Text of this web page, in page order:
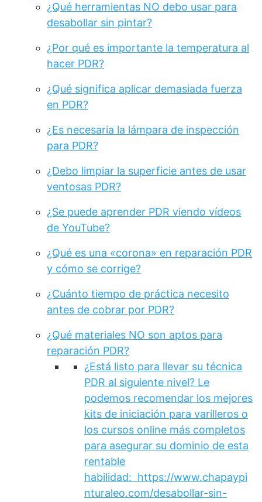
¿Qué herramientas NO debo usar para
desabollar sin pintar?
¿Por qué es importante la temperatura al
hacer PDR?
¿Qué significa aplicar demasiada fuerza
en PDR?
¿Es necesaria la lámpara de inspección
para PDR?
¿Debo limpiar la superficie antes de usar
ventosas PDR?
¿Se puede aprender PDR viendo vídeos
de YouTube?
¿Qué es una «corona» en reparación PDR
y cómo se corrige?
¿Cuánto tiempo de práctica necesito
antes de cobrar por PDR?
¿Qué materiales NO son aptos para
reparación PDR?
¿Está listo para llevar su técnica
PDR al siguiente nivel? Le
podemos recomendar los mejores
kits de iniciación para varilleros o
los cursos online más completos
para asegurar su dominio de esta
rentable
habilidad: https://www.chapaypi
nturaleo.com/desabollar-sin-